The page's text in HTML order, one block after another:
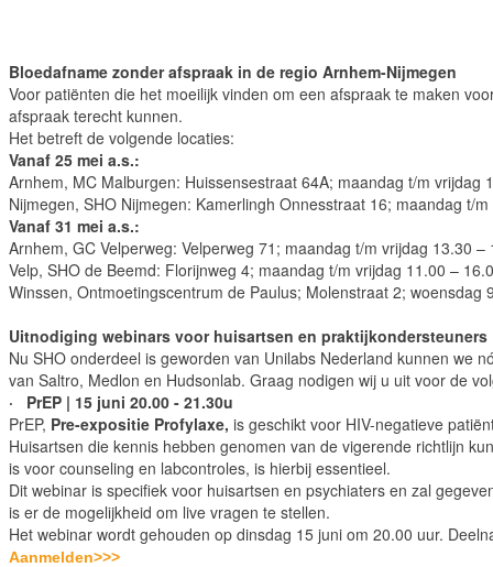
Bloedafname zonder afspraak in de regio Arnhem-Nijmegen
Voor patiënten die het moeilijk vinden om een afspraak te maken
afspraak terecht kunnen.
Het betreft de volgende locaties:
Vanaf 25 mei a.s.:
Arnhem, MC Malburgen: Huissensestraat 64A; maandag t/m vrijdag
Nijmegen, SHO Nijmegen: Kamerlingh Onnesstraat 16; maandag t/
Vanaf 31 mei a.s.:
Arnhem, GC Velperweg: Velperweg 71; maandag t/m vrijdag 13.30 –
Velp, SHO de Beemd: Florijnweg 4; maandag t/m vrijdag 11.00 –
Winssen, Ontmoetingscentrum de Paulus; Molenstraat 2; woensdag
Uitnodiging webinars voor huisartsen en praktijkondersteuners
Nu SHO onderdeel is geworden van Unilabs Nederland kunnen we
van Saltro, Medlon en Hudsonlab. Graag nodigen wij u uit voor de
· PrEP | 15 juni 20.00 - 21.30u
PrEP, Pre-expositie Profylaxe, is geschikt voor HIV-negatieve
Huisartsen die kennis hebben genomen van de vigerende richtlijn
is voor counseling en labcontroles, is hierbij essentieel.
Dit webinar is specifiek voor huisartsen en psychiaters en zal
is er de mogelijkheid om live vragen te stellen.
Het webinar wordt gehouden op dinsdag 15 juni om 20.00 uur.
Aanmelden>>>